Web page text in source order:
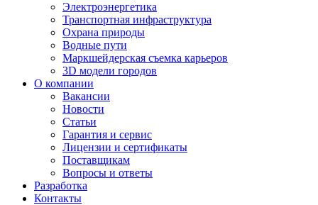
Электроэнергетика
Транспортная инфраструктура
Охрана природы
Водные пути
Маркшейдерская съемка карьеров
3D модели городов
О компании
Вакансии
Новости
Статьи
Гарантия и сервис
Лицензии и сертификаты
Поставщикам
Вопросы и ответы
Разработка
Контакты